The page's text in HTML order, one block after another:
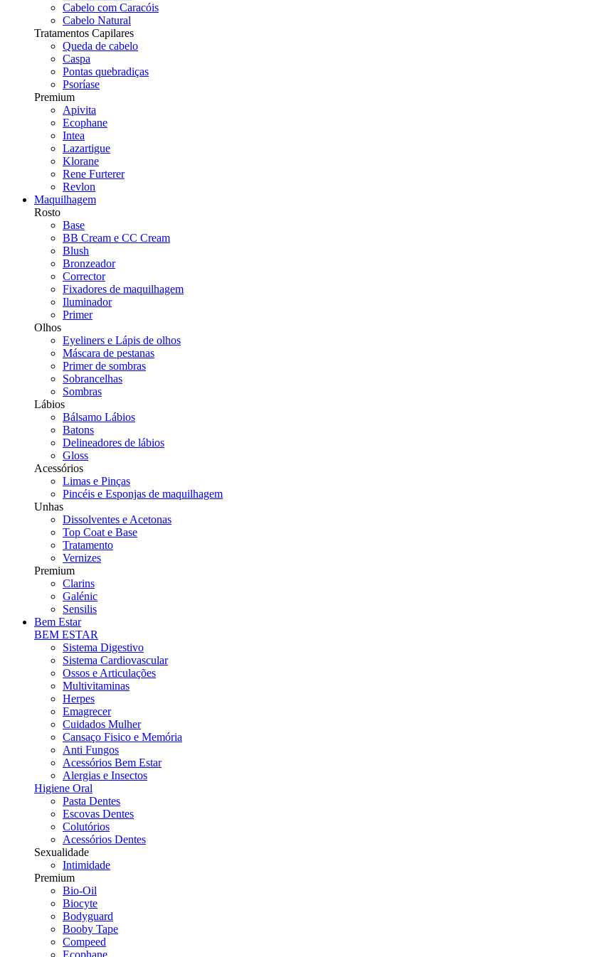
Cabelo com Caracóis
Cabelo Natural
Tratamentos Capilares
Queda de cabelo
Caspa
Pontas quebradiças
Psoríase
Premium
Apivita
Ecophane
Intea
Lazartigue
Klorane
Rene Furterer
Revlon
Maquilhagem
Rosto
Base
BB Cream e CC Cream
Blush
Bronzeador
Corrector
Fixadores de maquilhagem
Iluminador
Primer
Olhos
Eyeliners e Lápis de olhos
Máscara de pestanas
Primer de sombras
Sobrancelhas
Sombras
Lábios
Bálsamo Lábios
Batons
Delineadores de lábios
Gloss
Acessórios
Limas e Pinças
Pincéis e Esponjas de maquilhagem
Unhas
Dissolventes e Acetonas
Top Coat e Base
Tratamento
Vernizes
Premium
Clarins
Galénic
Sensilis
Bem Estar
BEM ESTAR
Sistema Digestivo
Sistema Cardiovascular
Ossos e Articulações
Multivitaminas
Herpes
Emagrecer
Cuidados Mulher
Cansaço Fisico e Memória
Anti Fungos
Acessórios Bem Estar
Alergias e Insectos
Higiene Oral
Pasta Dentes
Escovas Dentes
Colutórios
Acessórios Dentes
Sexualidade
Intimidade
Premium
Bio-Oil
Biocyte
Bodyguard
Booby Tape
Compeed
Ecophane